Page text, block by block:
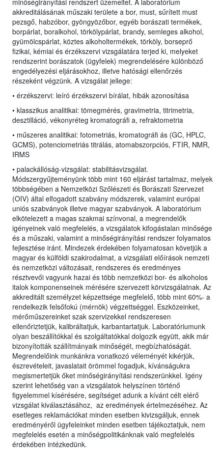
minőségirányítási rendszert üzemeltet. A laboratórium
akkreditálásának műszaki területe a bor, must, sűrített must
pezsgő, habzóbor, gyöngyözőbor, egyéb borászati termékek,
borpárlat, boralkohol, törkölypárlat, brandy, semleges alkohol,
gyümölcspárlat, köztes alkoholtermékek, törköly, borseprő
fizikai, kémiai és érzékszervi vizsgálatára terjed ki, melyeket
rendszerint borászatok (ügyfelek) megrendelésére különböző
engedélyezési eljárásokhoz, illetve hatósági ellenőrzés
részeként végzünk. A vizsgálat jellege:
• érzékszervi: leíró érzékszervi bírálat, hibák azonosítása
• klasszikus analitikai: tömegmérés, gravimetria, titrimetria,
desztilláció, vékonyréteg kromatográfi a, refraktometria
• műszeres analitikai: fotometriás, kromatográfi ás (GC, HPLC,
GCMS), potenciometriás titrálás, atomabszorpciós, FTIR, NMR,
IRMS
• palackállóság-vizsgálat: stabilitásvizsgálat.
Módszergyűjteményünk több mint 160 eljárást tartalmaz, melyek
többségében a Nemzetközi Szőlészeti és Borászati Szervezet
(OIV) által elfogadott szabvány módszerek, valamint európai
uniós szabványok illetve magyar szabványok. A laboratórium
elkötelezett a magas szakmai színvonal, a megrendelők
igényeinek való megfelelés, a vizsgálatok kifogástalan minősége
és a műszaki, valamint a minőségirányítási rendszer folyamatos
fejlesztése iránt. Mindezek érdekében folyamatosan követjük a
magyar és külföldi szakirodalmat, a vizsgálati előírások nemzeti
és nemzetközi változásait, rendszeres és eredményes
résztvevői vagyunk hazai és több nemzetközi bor- és alkoholos
italok komponenseinek mérésére szervezett körvizsgálatnak. Az
akkreditált személyzet képzettsége megfelelő, több mint 60%- a
rendelkezik felsőfokú (mérnök) végzettséggel. Eszközeinket,
mérőműszereinket szak szervizekkel rendszeresen
ellenőriztetjük, kalibráltatjuk, karbantartatjuk. Laboratóriumunk
olyan beszállítókkal és szolgáltatókkal dolgozik együtt, akik már
bizonyították szállítmányaik minőségét, megbízhatóságát.
Megrendelőink munkánkra vonatkozó véleményét kikérjük,
észrevételeit, javaslatait örömmel fogadjuk, kívánságukra
megismertetjük őket minőségirányítási rendszerünkkel. Igény
szerint lehetőség van a vizsgálatok helyszínen történő
figyelemmel kísérésére, segítséget adunk a kívánt célt elérő
vizsgálat kiválasztásához, az eredmények értelmezéséhez. Az
esetleges reklamációkat minden esetben kivizsgáljuk, ennek
eredményéről ügyfeleinket minden esetben tájékoztatjuk, nem
megfelelés esetén a minőségpolitikánknak való megfelelés
érdekében intézkedünk.